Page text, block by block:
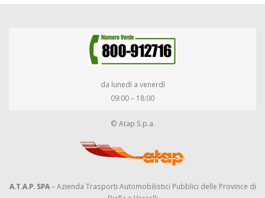
da lunedì a venerdì
09:00 – 18:00
© Atap S.p.a.
A.T.A.P. SPA– Azienda Trasporti Automobilistici Pubblici delle Province di